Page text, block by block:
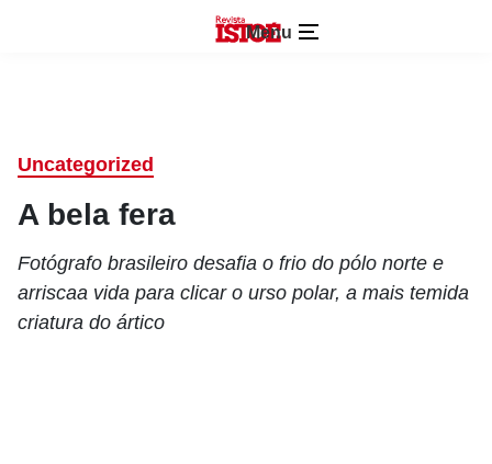
Menu
Uncategorized
A bela fera
Fotógrafo brasileiro desafia o frio do pólo norte e
arriscaa vida para clicar o urso polar, a mais temida
criatura do ártico